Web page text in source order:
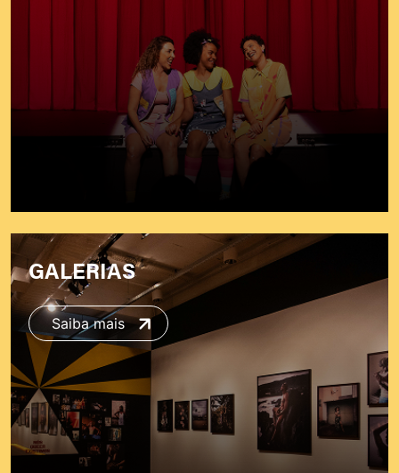
GALERIAS
Saiba mais